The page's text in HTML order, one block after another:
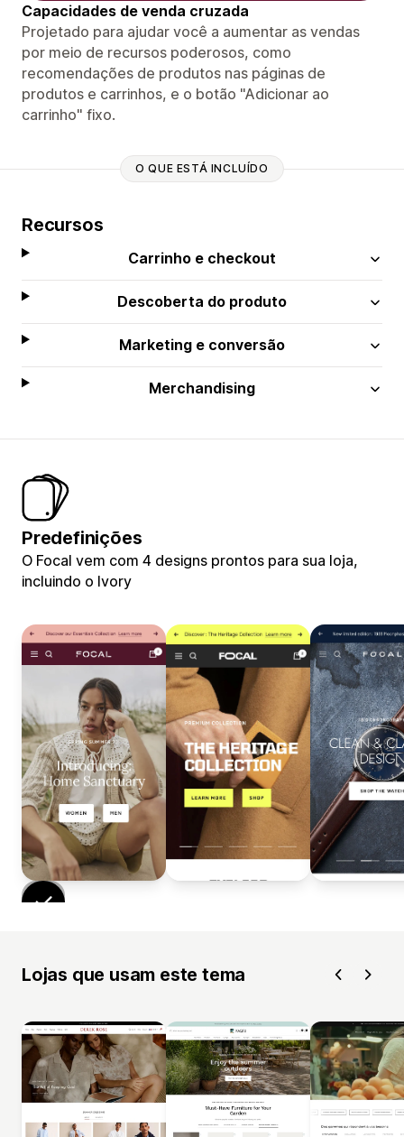
Capacidades de venda cruzada
Projetado para ajudar você a aumentar as vendas
por meio de recursos poderosos, como
recomendações de produtos nas páginas de
produtos e carrinhos, e o botão "Adicionar ao
carrinho" fixo.
O QUE ESTÁ INCLUÍDO
Recursos
Carrinho e checkout
Descoberta do produto
Marketing e conversão
Merchandising
Predefinições
O Focal vem com 4 designs prontos para sua loja,
incluindo o Ivory
Lojas que usam este tema